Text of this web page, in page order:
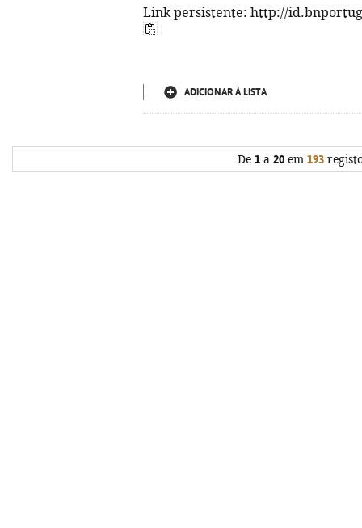
Link persistente: http://
ADICIONAR À LISTA
De 1 a 20 em 193